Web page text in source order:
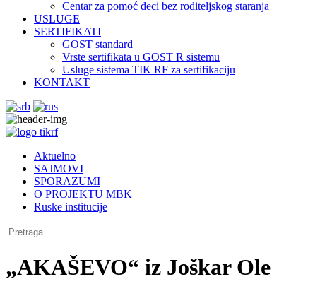
Centar za pomoć deci bez roditeljskog staranja
USLUGE
SERTIFIKATI
GOST standard
Vrste sertifikata u GOST R sistemu
Usluge sistema TIK RF za sertifikaciju
KONTAKT
Aktuelno
SAJMOVI
SPORAZUMI
O PROJEKTU MBK
Ruske institucije
„AKAŠEVO“ iz Joškar Ole